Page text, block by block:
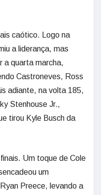
caótico. Logo na
a liderança, mas
a quarta marcha,
Castroneves, Ross
adiante, na volta 185,
Stenhouse Jr.,
tirou Kyle Busch da
Um toque de Cole
um
Preece, levando a